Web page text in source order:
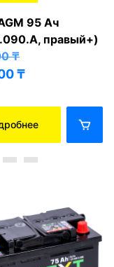
95 Ач
правый+)
₸
₸